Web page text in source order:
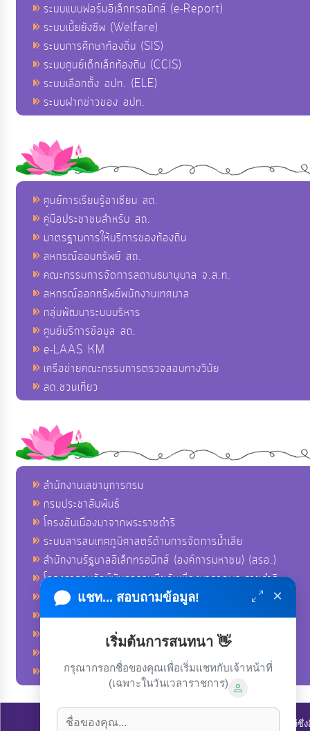
ระบบแบบฟอร์มอิเล็กทรอนิกส์ (e-Report)
ระบบเบี้ยยังชีพ (Welfare)
ระบบการศึกษาท้องถิ่น (SIS)
ระบบศูนย์เด็กเล็กท้องถิ่น (CCIS)
ระบบเลือกตั้ง อปท. (ELE)
ระบบฝากข่าวของ อปท.
ศูนย์การเรียนรู้อาเซียน สถ.
คู่มือประชาชนสำหรับ สถ.
มาตรฐานการให้บริการของท้องถิ่น
สหกรณ์ออมทรัพย์ สถ.
คณะกรรมการจัดการสถานธนานุบาล จ.ส.ท.
สหกรณ์ออกทรัพย์พนักงานเทศบาล
กลุ่มพัฒนาระบบบริหาร
ศูนย์บริการข้อมูล สถ.
e-LAAS KM
เครือข่ายคณะกรรมการตรวจสอบทางวินัย
สถ.ชวนเที่ยว
สำนักงานเลขานุการกรม
กรมประชาสัมพันธ์
โครงอันเนื่องมาจากพระราชดำริ
ระบบสารสนเทศภูมิศาสตร์ด้านการจัดการน้ำเสีย
สำนักงานรัฐบาลอิเล็กทรอนิกส์ (องค์การมหาชน) (สรอ.)
โครงการอนุรักษ์พันธุกรรมพืชอันเนื่องมาจากพระราชดำริ
คลังข่าวมหาไทย
คู่มือตาม พ.ร.บ.อำนวยความสดวกฯ
ฐานข้อมูลหน่วยงานภาครัฐ (INFO)
ศูนย์อำนวยการบริหารจังหวัดชายแดนภาคใต้ ศอ.บต.
ลิขสิทธิ์ © 2022-2023 องค์การบริหารส่วนตำบลนาโพธิ์. ขอสงวนไว้
แชท... สอบถามข้อมูล! ×
เริ่มต้นการสนทนา 👋
กรุณากรอกชื่อของคุณเพื่อเริ่มแชทกับเจ้าหน้าที่
(เฉพาะในวันเวลาราชการ)